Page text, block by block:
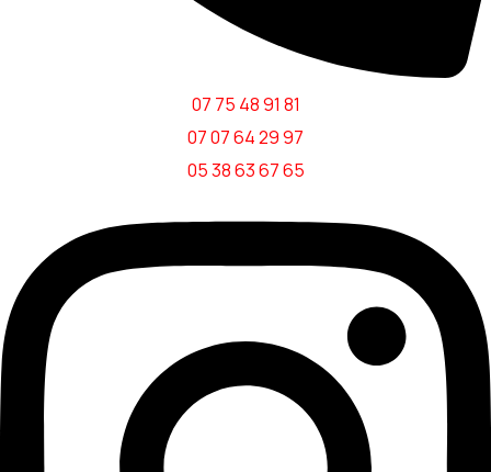
07 75 48 91 81
07 07 64 29 97
‎05 38 63 67 65